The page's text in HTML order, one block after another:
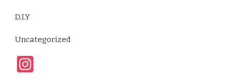
D.I.Y
Uncategorized